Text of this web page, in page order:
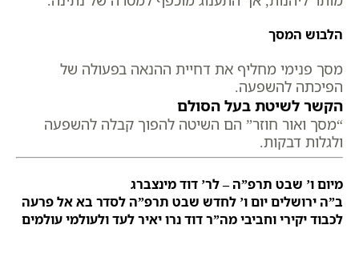
הלבוש המסך
מסך פנימי מחליף את דחיית ההנאה בפעולה של
הפיכתה להשפעה.
הקשר לשיטת בעל הסולם
“מסך ואור חוזר” הם השיטה להפוך קבלה להשפעה
ולגלות דבקות.
מיום ו’ שבט תרפ”ה – לר’ דוד מינצברג
ב”ה ירושלים יום ו’ לחדש שבט תרפ”ה לסדר בא אל פרעה
לכבוד יקירי וחביבי מה”ר דוד נרו יאיר לעד ולעולמי עולמים